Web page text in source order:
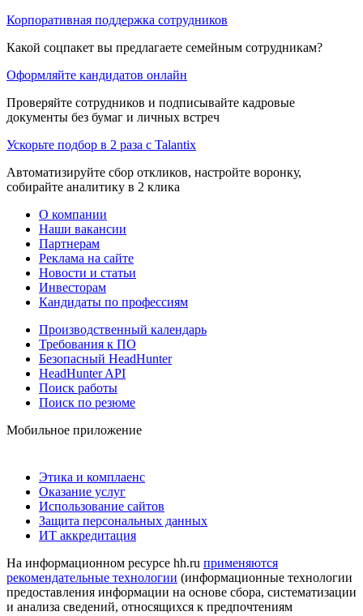
Корпоративная поддержка сотрудников
Какой соцпакет вы предлагаете семейным сотрудникам?
Оформляйте кандидатов онлайн
Проверяйте сотрудников и подписывайте кадровые
документы без бумаг и личных встреч
Ускорьте подбор в 2 раза с Talantix
Автоматизируйте сбор откликов, настройте воронку,
собирайте аналитику в 2 клика
О компании
Наши вакансии
Партнерам
Реклама на сайте
Новости и статьи
Инвесторам
Кандидаты по профессиям
Производственный календарь
Требования к ПО
Безопасный HeadHunter
HeadHunter API
Поиск работы
Поиск по резюме
Мобильное приложение
Этика и комплаенс
Оказание услуг
Использование сайтов
Защита персональных данных
ИТ аккредитация
На информационном ресурсе hh.ru применяются
рекомендательные технологии (информационные технологии
предоставления информации на основе сбора, систематизации
и анализа сведений, относящихся к предпочтениям